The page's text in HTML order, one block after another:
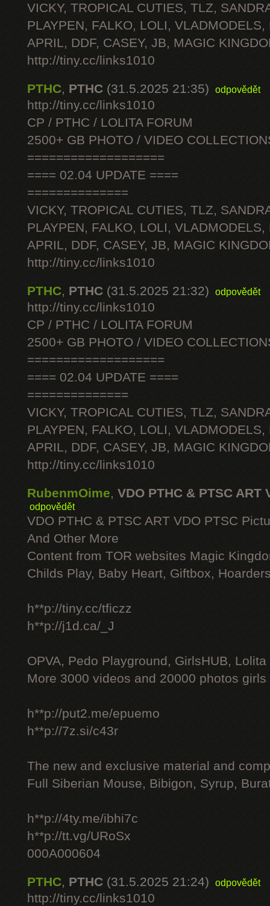
VICKY, TROPICAL CUTIES, TLZ,
PLAYPEN, FALKO, LOLI, VLADMODELS,
APRIL, DDF, CASEY, JB, MAGIC
http://tiny.cc/links1010
PTHC, PTHC (31.5.2025 21:35) odpovědět
http://tiny.cc/links1010
CP / PTHC / LOLITA FORUM
2500+ GB PHOTO / VIDEO
===================
==== 02.04 UPDATE ====
==============
VICKY, TROPICAL CUTIES, TLZ,
PLAYPEN, FALKO, LOLI, VLADMODELS,
APRIL, DDF, CASEY, JB, MAGIC
http://tiny.cc/links1010
PTHC, PTHC (31.5.2025 21:32) odpovědět
http://tiny.cc/links1010
CP / PTHC / LOLITA FORUM
2500+ GB PHOTO / VIDEO
===================
==== 02.04 UPDATE ====
==============
VICKY, TROPICAL CUTIES, TLZ,
PLAYPEN, FALKO, LOLI, VLADMODELS,
APRIL, DDF, CASEY, JB, MAGIC
http://tiny.cc/links1010
RubenmOime, VDO PTHC & PTSC ART
odpovědět
VDO PTHC & PTSC ART VDO PTSC
And Other More
Content from TOR websites Magic
Childs Play, Baby Heart, Giftbox,
h**p://tiny.cc/tficzz
h**p://j1d.ca/_J
OPVA, Pedo Playground, GirlsHUB, Lolita
More 3000 videos and 20000 photos
h**p://put2.me/epuemo
h**p://7z.si/c43r
The new and exclusive material and
Full Siberian Mouse, Bibigon, Syrup,
h**p://4ty.me/ibhi7c
h**p://tt.vg/URoSx
000A000604
PTHC, PTHC (31.5.2025 21:24) odpovědět
http://tiny.cc/links1010